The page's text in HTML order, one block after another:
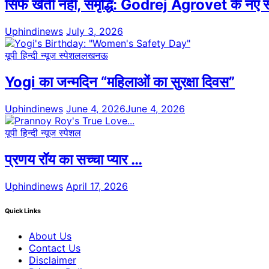
सिर्फ खेती नहीं, समृद्धि: Godrej Agrovet के
Uphindinews July 3, 2026
यूपी हिन्दी न्यूज स्पेशललखनऊ
Yogi का जन्मदिन “महिलाओं का सुरक्षा दिवस”
Uphindinews June 4, 2026June 4, 2026
यूपी हिन्दी न्यूज स्पेशल
प्रणय रॉय का सच्चा प्यार …
Uphindinews April 17, 2026
Quick Links
About Us
Contact Us
Disclaimer